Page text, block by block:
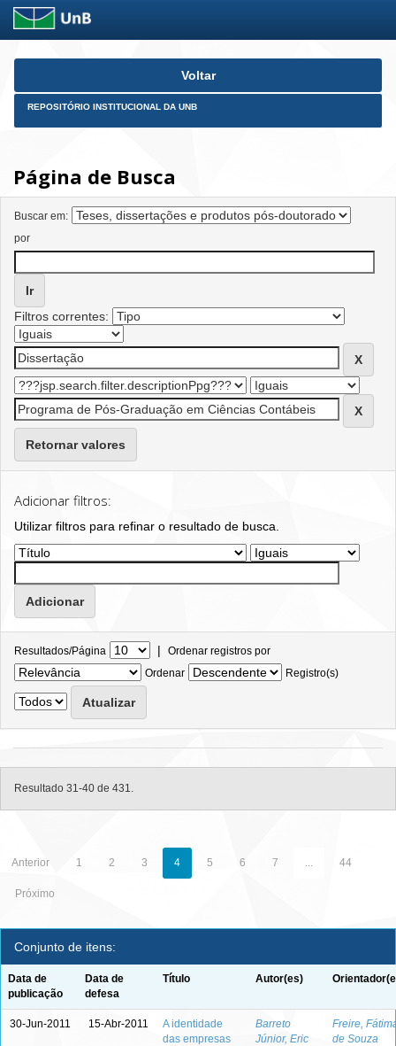
Skip
Voltar
REPOSITÓRIO INSTITUCIONAL DA UNB
Página de Busca
Buscar em:
por
Filtros correntes:
Retornar valores
Adicionar filtros:
Utilizar filtros para refinar o resultado de busca.
Resultados/Página | Ordenar registros por
Ordenar
Registro(s)
Resultado 31-40 de 431.
Anterior 1 2 3 4 5 6 7 ... 44
Próximo
Conjunto de itens:
Data de
publicação
Data de
defesa
Título Autor(es)
30-Jun-2011 15-Abr-2011
A identidade
das empresas
Barreto
Júnior, Eric
Freire,
de Souza